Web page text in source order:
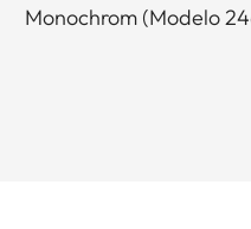
Monochrom (Modelo